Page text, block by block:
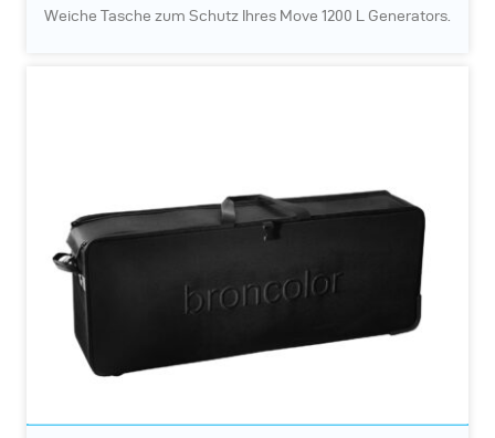
Weiche Tasche zum Schutz Ihres Move 1200 L Generators.